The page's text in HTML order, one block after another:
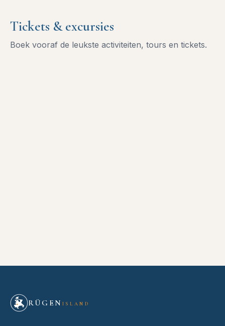
Tickets & excursies
Boek vooraf de leukste activiteiten, tours en tickets.
RÜGEN ISLAND